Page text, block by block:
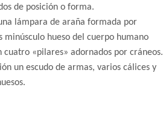
de posición o forma.
lámpara de araña formada por
minúsculo hueso del cuerpo humano
«pilares» adornados por cráneos.
un escudo de armas, varios cálices y